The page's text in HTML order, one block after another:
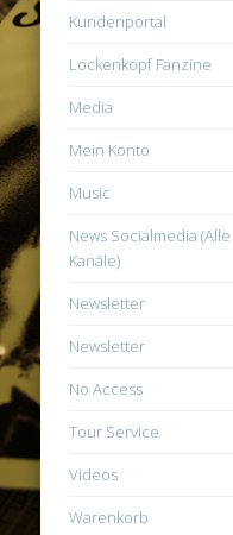
Kundenportal
Lockenkopf Fanzine
Media
Mein Konto
Music
News Socialmedia (Alle
Kanäle)
Newsletter
Newsletter
No Access
Tour Service
Videos
Warenkorb